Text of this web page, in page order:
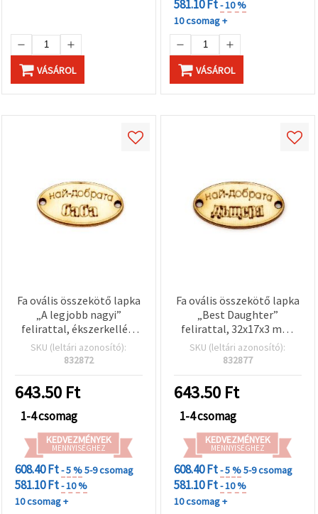
VÁSÁROL
581.10 Ft- 10 %
10 csomag +
VÁSÁROL
Fa ovális összekötő lapka
„A legjobb nagyi”
felirattal, ékszerkellék,
32×17×3 mm, furat: 2 mm
– 10 db
SKU (leltári azonosító):
832872
643.50 Ft
1-4 csomag
KEDVEZMÉNYEK
MENNYISÉGHEZ
608.40 Ft- 5 %5-9 csomag
581.10 Ft- 10 %
10 csomag +
Fa ovális összekötő lapka
„Best Daughter”
felirattal, 32x17x3 mm,
furatok: 2 mm – 10 db
SKU (leltári azonosító):
832877
643.50 Ft
1-4 csomag
KEDVEZMÉNYEK
MENNYISÉGHEZ
608.40 Ft- 5 %5-9 csomag
581.10 Ft- 10 %
10 csomag +